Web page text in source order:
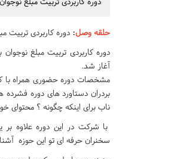
حلقه وصل: دوره کاربردی تربیت
دوره کاربردی تربیت مبلغ
آغاز شد.
مشخصات دوره حضوری همراه با
ناب برای اینکه چگونه ؟ محتوای
با شرکت در این دوره علاوه بر
سخنران حرفه ای تو این حوزه